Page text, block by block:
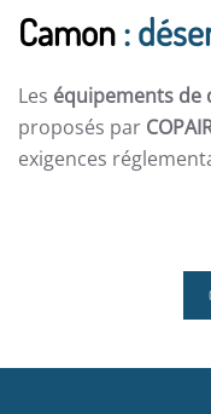
Camon:
Les équipements de
proposés par
exigences